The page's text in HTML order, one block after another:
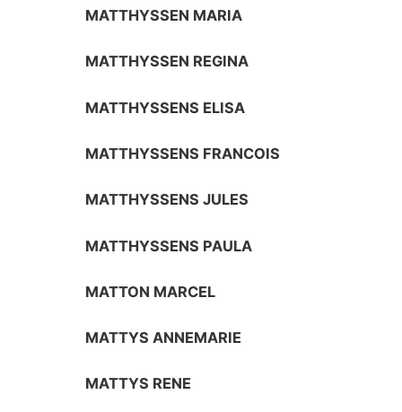
MATTHYSSEN MARIA
MATTHYSSEN REGINA
MATTHYSSENS ELISA
MATTHYSSENS FRANCOIS
MATTHYSSENS JULES
MATTHYSSENS PAULA
MATTON MARCEL
MATTYS ANNEMARIE
MATTYS RENE